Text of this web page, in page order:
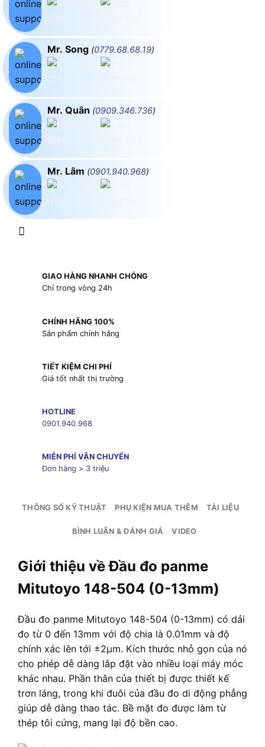
Mr. Song (0779.68.68.19)
Mr. Quân (0909.346.736)
Mr. Lâm (0901.940.968)
GIAO HÀNG NHANH CHÓNG
Chỉ trong vòng 24h
CHÍNH HÃNG 100%
Sản phẩm chính hãng
TIẾT KIỆM CHI PHÍ
Giá tốt nhất thị trường
HOTLINE
0901.940.968
MIỄN PHÍ VẬN CHUYỂN
Đơn hàng > 3 triệu
THÔNG SỐ KỸ THUẬT PHỤ KIỆN MUA THÊM TÀI LIỆU
BÌNH LUẬN & ĐÁNH GIÁ VIDEO
Giới thiệu về Đầu đo panme
Mitutoyo 148-504 (0-13mm)
Đầu đo panme Mitutoyo 148-504 (0-13mm) có dải
đo từ 0 đến 13mm với độ chia là 0.01mm và độ
chính xác lên tới ±2µm. Kích thước nhỏ gọn của nó
cho phép dễ dàng lắp đặt vào nhiều loại máy móc
khác nhau. Phần thân của thiết bị được thiết kế
trơn láng, trong khi đuôi của đầu đo di động phẳng
giúp dễ dàng thao tác. Bề mặt đo được làm từ
thép tôi cứng, mang lại độ bền cao.